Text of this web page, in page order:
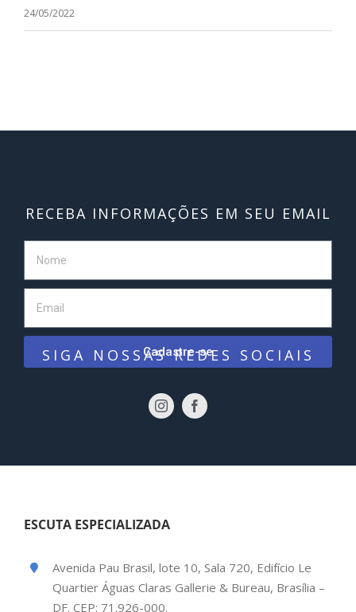
24/05/2022
RECEBA INFORMAÇÕES EM SEU EMAIL
Cadastre-se
SIGA NOSSAS REDES SOCIAIS
ESCUTA ESPECIALIZADA
Avenida Pau Brasil, lote 10, Sala 720, Edifício Le
Quartier Águas Claras Gallerie & Bureau, Brasília –
DF. CEP: 71.926-000.